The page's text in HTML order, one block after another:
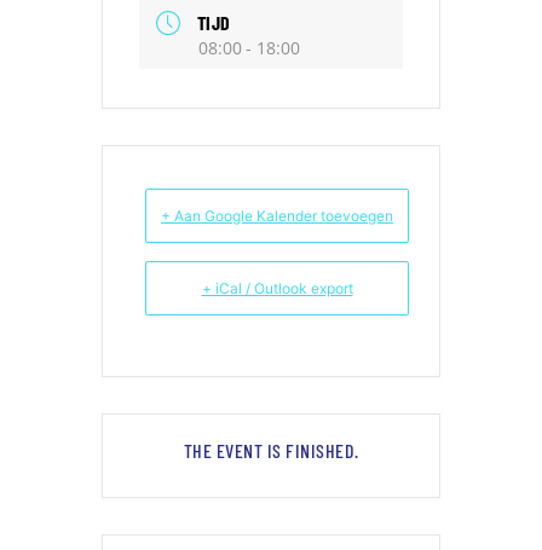
TIJD
08:00 - 18:00
+ Aan Google Kalender toevoegen
+ iCal / Outlook export
THE EVENT IS FINISHED.